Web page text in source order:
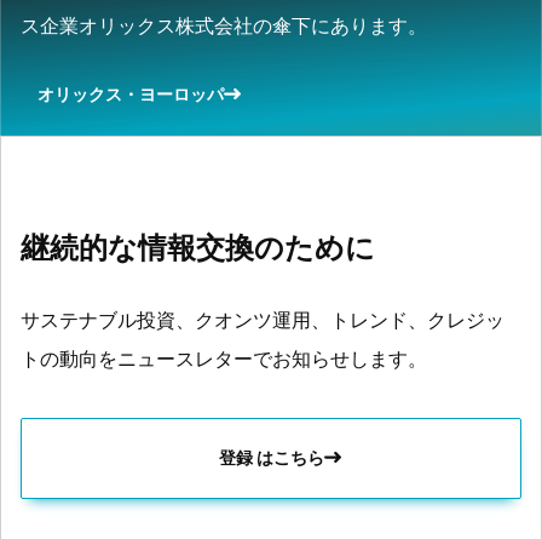
ス企業オリックス株式会社の傘下にあります。
オリックス・ヨーロッパ
継続的な情報交換のために
サステナブル投資、クオンツ運用、トレンド、クレジッ
トの動向をニュースレターでお知らせします。
登録 はこちら